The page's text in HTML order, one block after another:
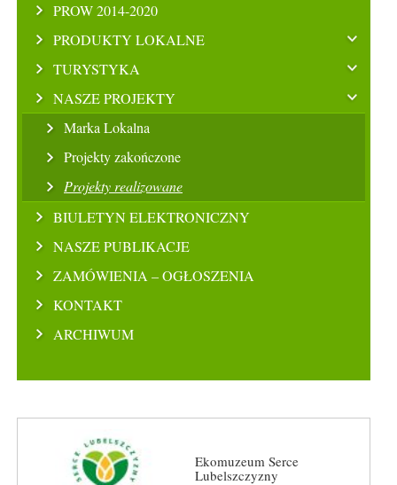
PROW 2014-2020
PRODUKTY LOKALNE
TURYSTYKA
NASZE PROJEKTY
Marka Lokalna
Projekty zakończone
Projekty realizowane
BIULETYN ELEKTRONICZNY
NASZE PUBLIKACJE
ZAMÓWIENIA – OGŁOSZENIA
KONTAKT
ARCHIWUM
Ekomuzeum Serce
Lubelszczyzny